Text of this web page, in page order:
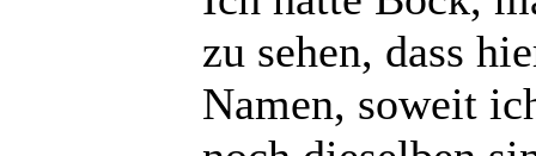
zu sehen, dass
Namen, soweit